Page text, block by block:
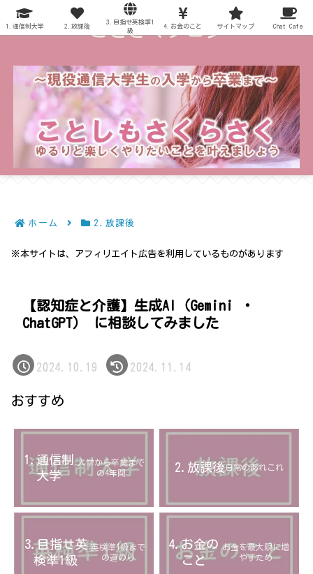
～ことさくブログ～
ホーム 2.放課後
※本サイトは、アフィリエイト広告を利用しているものがあります
【認知症と介護】生成AI（Gemini ・
ChatGPT） に相談してみました
2024.10.19 2024.11.14
おすすめ
1.通信制
大学
入学から卒業まで
の4年間
2.放課後日常のあれこれ
3.目指せ英
検準1級
英検準1級まで
の道のり
4.お金の
こと
お金を最大限に増
やすため
1.通信制大学 2.放課後
3.目指せ英検準1
級
4.お金のこと サイトマップ Chat Cafe